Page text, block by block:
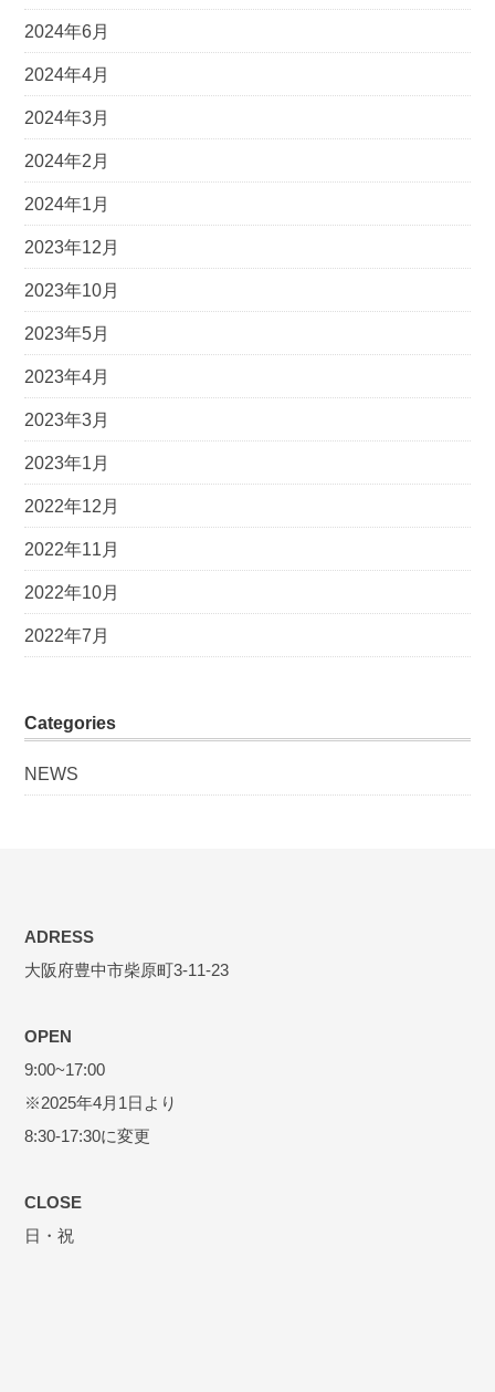
2024年6月
2024年4月
2024年3月
2024年2月
2024年1月
2023年12月
2023年10月
2023年5月
2023年4月
2023年3月
2023年1月
2022年12月
2022年11月
2022年10月
2022年7月
Categories
NEWS
ADRESS
大阪府豊中市柴原町3-11-23
OPEN
9:00~17:00
※2025年4月1日より
8:30-17:30に変更
CLOSE
日・祝